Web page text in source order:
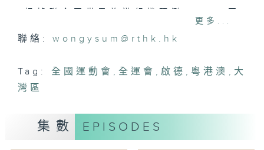
2027年，全球運動旅遊的營收將增長至
5600億美元，是未來旅遊經濟發展的重要
副系主任及教授劉永松認為，香港非常有潛
力發展運動旅遊，本港有很好的國際運動賽
港渡海泳等。教授表示要搞好國際體育盛
事，就要形成具體的產業鏈，包括教育、培
更多...
聯絡:wongysum@rthk.hk
Tag: 全國運動會 , 全運會 ,啟德 , 粵港澳 , 大
灣區
集數 EPISODES